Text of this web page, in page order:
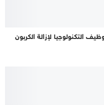
التكنولوجيا لإزالة الكربون